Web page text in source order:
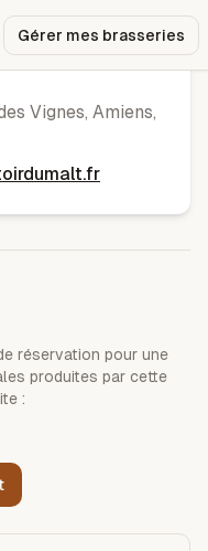
Gérer mes brasseries
Malt
Vignes, Amiens,
réservation pour une
produites par cette
: